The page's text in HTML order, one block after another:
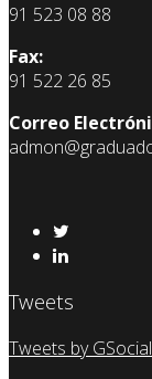
91 523 08 88
Fax:
91 522 26 85
Correo
Tweets
Tweets by